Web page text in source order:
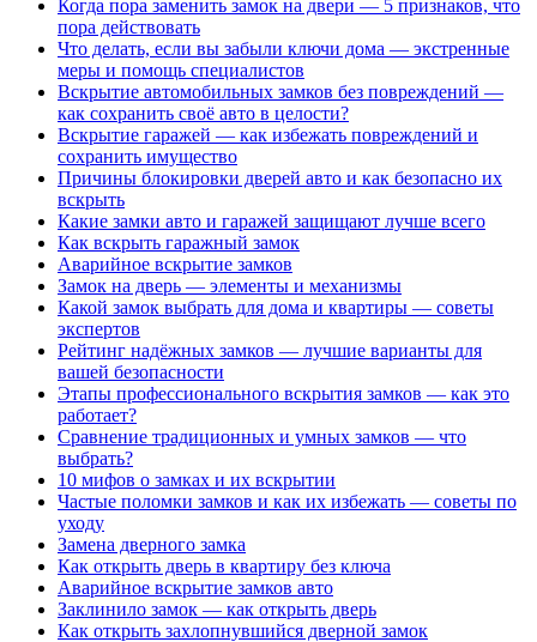
Когда пора заменить замок на двери — 5 признаков, что
пора действовать
Что делать, если вы забыли ключи дома — экстренные
меры и помощь специалистов
Вскрытие автомобильных замков без повреждений —
как сохранить своё авто в целости?
Вскрытие гаражей — как избежать повреждений и
сохранить имущество
Причины блокировки дверей авто и как безопасно их
вскрыть
Какие замки авто и гаражей защищают лучше всего
Как вскрыть гаражный замок
Аварийное вскрытие замков
Замок на дверь — элементы и механизмы
Какой замок выбрать для дома и квартиры — советы
экспертов
Рейтинг надёжных замков — лучшие варианты для
вашей безопасности
Этапы профессионального вскрытия замков — как это
работает?
Сравнение традиционных и умных замков — что
выбрать?
10 мифов о замках и их вскрытии
Частые поломки замков и как их избежать — советы по
уходу
Замена дверного замка
Как открыть дверь в квартиру без ключа
Аварийное вскрытие замков авто
Заклинило замок — как открыть дверь
Как открыть захлопнувшийся дверной замок